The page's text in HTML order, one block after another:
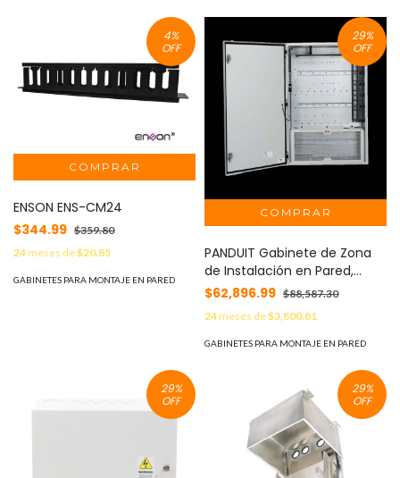
4%
OFF
ENSON ENS-CM24
$344.99 $359.80
24meses de$20.85
GABINETES PARA MONTAJE EN PARED
29%
OFF
PANDUIT Gabinete de Zona
de Instalación en Pared,
Diseñado Para Dos Switches,
Uso Industrial con
Clasificación UL tipo IP66 y
4/12, Color Gris MOD: Z23C-S
$62,896.99 $88,587.30
24meses de$3,800.81
GABINETES PARA MONTAJE EN PARED
29%
OFF
29%
OFF